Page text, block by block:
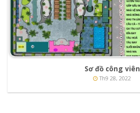
Sơ đồ công viên
Th9 28, 2022